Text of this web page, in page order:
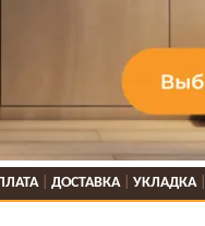
ДОСТАВКА УКЛАДКА